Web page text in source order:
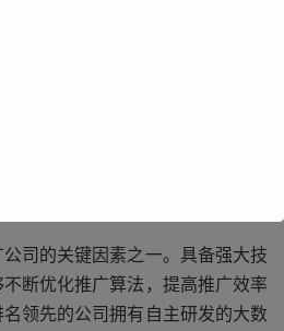
司的关键因素之一。具备强大技
断优化推广算法，提高推广效率
领先的公司拥有自主研发的大数